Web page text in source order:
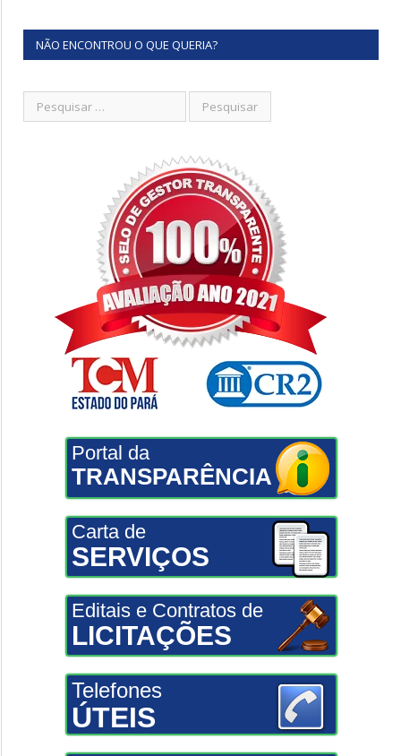
NÃO ENCONTROU O QUE QUERIA?
Portal da
TRANSPARÊNCIA
Carta de
SERVIÇOS
Editais e Contratos de
LICITAÇÕES
Telefones
ÚTEIS